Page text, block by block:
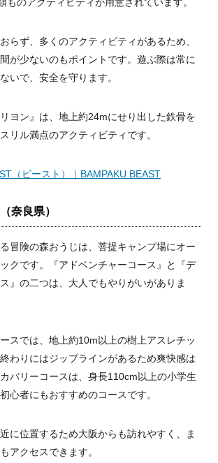
らず、多くのアクティビティがあるため、
が少ないのもポイントです。遊ぶ際は常に
いで、安全を守ります。
ヨン』は、地上約24mにせり出した鉄骨を
リル満点のアクティビティです。
（ビースト）｜BAMPAKU BEAST
奈良県）
冒険の森おうじは、菩提キャンプ場にオー
クです。『アドベンチャーコース』と『デ
』の二つは、大人でもやりがいがありま
スでは、地上約10m以上の樹上アスレチッ
わりにはジップラインがあるため爽快感は
バリーコースは、身長110cm以上の小学生
心者にもおすすめのコースです。
に位置するため大阪からも訪れやすく、ま
アクセスできます。